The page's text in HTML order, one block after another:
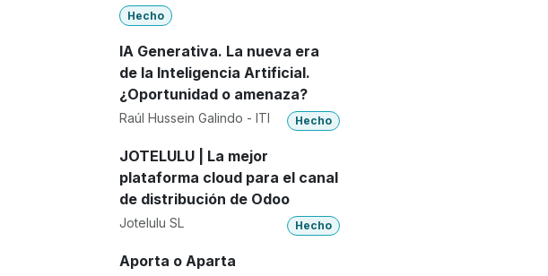
Hecho
IA Generativa. La nueva era
de la Inteligencia Artificial.
¿Oportunidad o amenaza?
Raúl Hussein Galindo - ITI Hecho
JOTELULU | La mejor
plataforma cloud para el canal
de distribución de Odoo
Jotelulu SL Hecho
Aporta o Aparta